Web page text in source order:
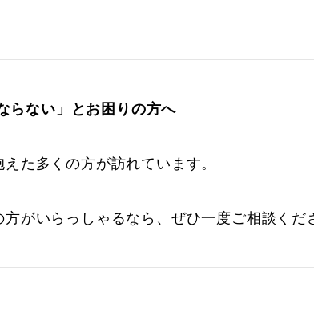
らない」とお困りの方へ
た多くの方が訪れています。
がいらっしゃるなら、ぜひ一度ご相談くだ